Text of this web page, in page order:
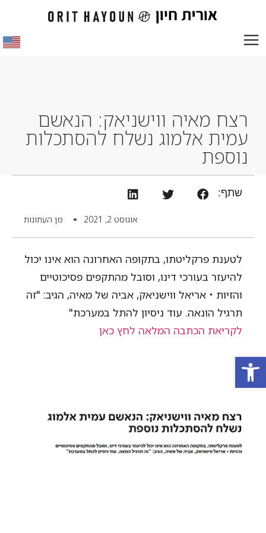
פתח סרגל נגישות
רצח מאיה ווישניאק: הנאשם
עמית אלמוג נשלח להסתכלות
נוספת
שתף:
אוגוסט 2, 2021 מן העתונות
לטענת פרקליטתו, בתקופה האחרונה הוא אינו יכול
להיעזר בעורכי דינו, וסובל מהתקפים פסיכוטיים
והזיות • אריאל ווישניאק, אביה של מאיה, הגיב: "זה
תרגיל הונאה. עוד ניסיון להתל במערכת"
לקריאת הכתבה המלאה לחץ כאן